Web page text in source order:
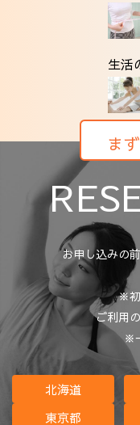
生活
ま
お申し込みの
※初
ご利用
※
北海道
東京都